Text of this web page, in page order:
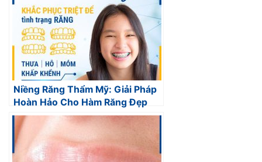
Niềng Răng Thẩm Mỹ: Giải Pháp
Hoàn Hảo Cho Hàm Răng Đẹp